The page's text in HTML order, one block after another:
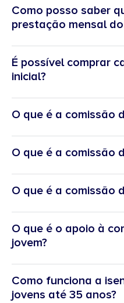
Como posso saber
prestação mensal
É possível comprar
inicial?
O que é a comissão
O que é a comissão
O que é a comissão
O que é o apoio à
jovem?
Como funciona a
jovens até 35 anos?